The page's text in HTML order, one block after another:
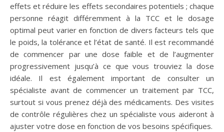
effets et réduire les effets secondaires potentiels ; chaque
personne réagit différemment à la TCC et le dosage
optimal peut varier en fonction de divers facteurs tels que
le poids, la tolérance et l’état de santé. Il est recommandé
de commencer par une dose faible et de l’augmenter
progressivement jusqu’à ce que vous trouviez la dose
idéale. Il est également important de consulter un
spécialiste avant de commencer un traitement par TCC,
surtout si vous prenez déjà des médicaments. Des visites
de contrôle régulières chez un spécialiste vous aideront à
ajuster votre dose en fonction de vos besoins spécifiques.